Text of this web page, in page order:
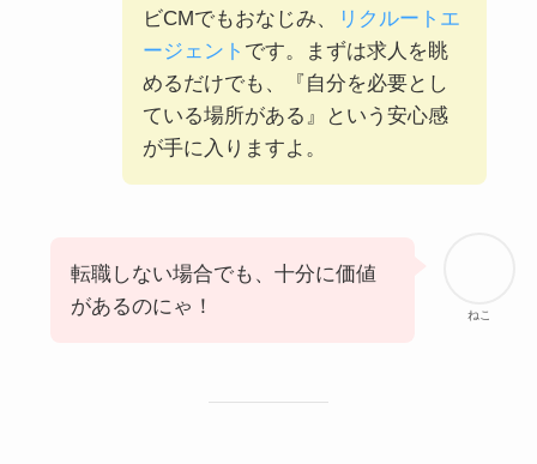
ビCMでもおなじみ、
リクルートエ
ージェント です。まずは求人を眺
めるだけでも、『自分を必要とし
ている場所がある』という安心感
が手に入りますよ。
ねこ
転職しない場合でも、十分に価値
があるのにゃ！